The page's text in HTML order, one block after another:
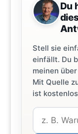
Du
Stell sie
einfällt. Du
meinen
Mit Quelle
ist